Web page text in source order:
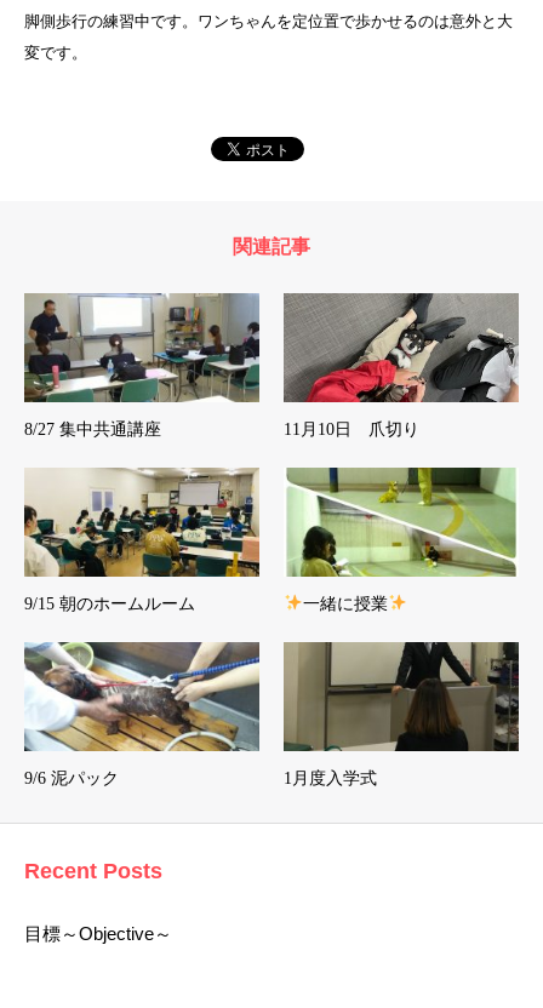
脚側歩行の練習中です。ワンちゃんを定位置で歩かせるのは意外と大
変です。
関連記事
8/27 集中共通講座 11月10日 爪切り
9/15 朝のホームルーム 一緒に授業
9/6 泥パック 1月度入学式
Recent Posts
目標～Objective～